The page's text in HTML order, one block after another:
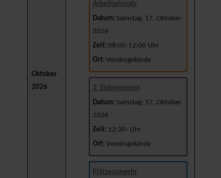
Oktober
2026
Arbeitseinsatz
Datum: Samstag, 17. Oktober
2026
Zeit: 08:00-12:00 Uhr
Ort: Vereinsgelände
2. Eisbeinessen
Datum: Samstag, 17. Oktober
2026
Zeit: 12:30- Uhr
Ort: Vereinsgelände
Plötzenangeln